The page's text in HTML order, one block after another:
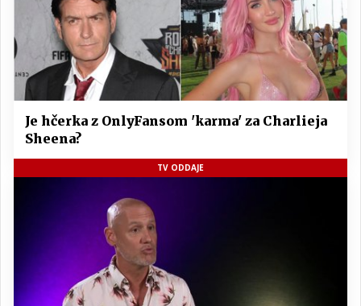
Je hčerka z OnlyFansom 'karma' za Charlieja
Sheena?
TV ODDAJE